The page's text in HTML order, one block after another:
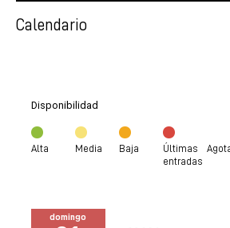
Calendario
Disponibilidad
Alta Media Baja
Últimas
entradas
domingo